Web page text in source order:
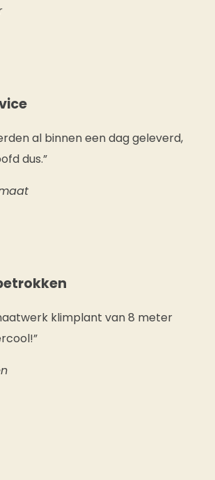
al binnen een dag geleverd,
dus.”
klimplant van 8 meter